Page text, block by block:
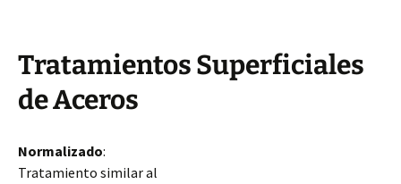
Tratamientos Superficiales
de Aceros
Normalizado:
Tratamiento similar al